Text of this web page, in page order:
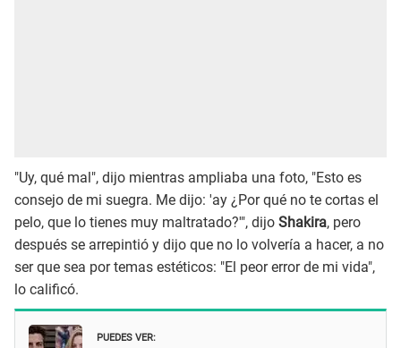
"Uy, qué mal", dijo mientras ampliaba una foto, "Esto es
consejo de mi suegra. Me dijo: 'ay ¿Por qué no te cortas el
pelo, que lo tienes muy maltratado?'", dijo Shakira, pero
después se arrepintió y dijo que no lo volvería a hacer, a no
ser que sea por temas estéticos: "El peor error de mi vida",
lo calificó.
PUEDES VER: